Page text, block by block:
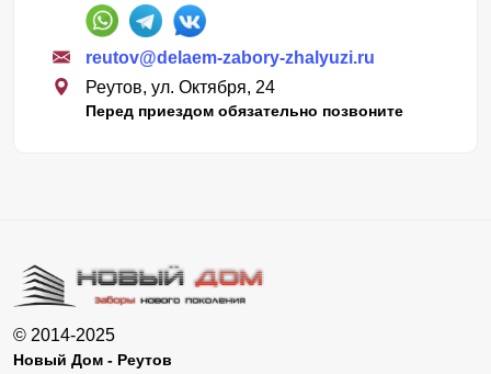
reutov@delaem-zabory-zhalyuzi.ru
Реутов, ул. Октября, 24
Перед приездом обязательно позвоните
© 2014-2025
Новый Дом - Реутов